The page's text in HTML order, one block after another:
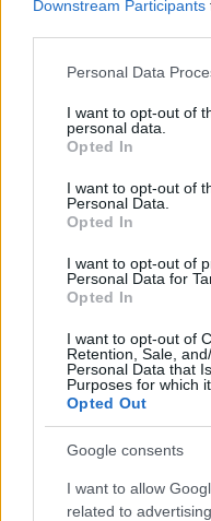
Downstream Participants
Please note that this
not limited to your visit
grant or deny consent to
use your data for below
consent section.
Personal Data
I want to opt-out of
personal data.
Opted In
I want to opt-out of
Personal Data.
Opted In
I want to opt-out of
Personal Data for
Opted In
I want to opt-out of
Retention, Sale,
Personal Data that
Purposes for which
Opted Out
Google consents
I want to allow
related to
εξαπέλυσαν
ραντάρ στην
ΣΑΝ ΣΗΜΕΡΑ –
1822: Μάχη των
Κολοκοτρώνης
H Saab πάει για
παραγωγής των